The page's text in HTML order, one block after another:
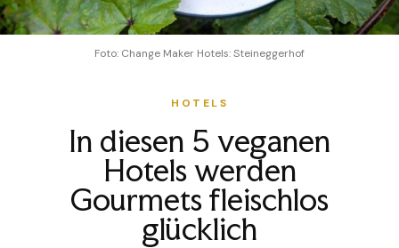
Foto: Change Maker Hotels: Steineggerhof
HOTELS
In diesen 5 veganen
Hotels werden
Gourmets fleischlos
glücklich